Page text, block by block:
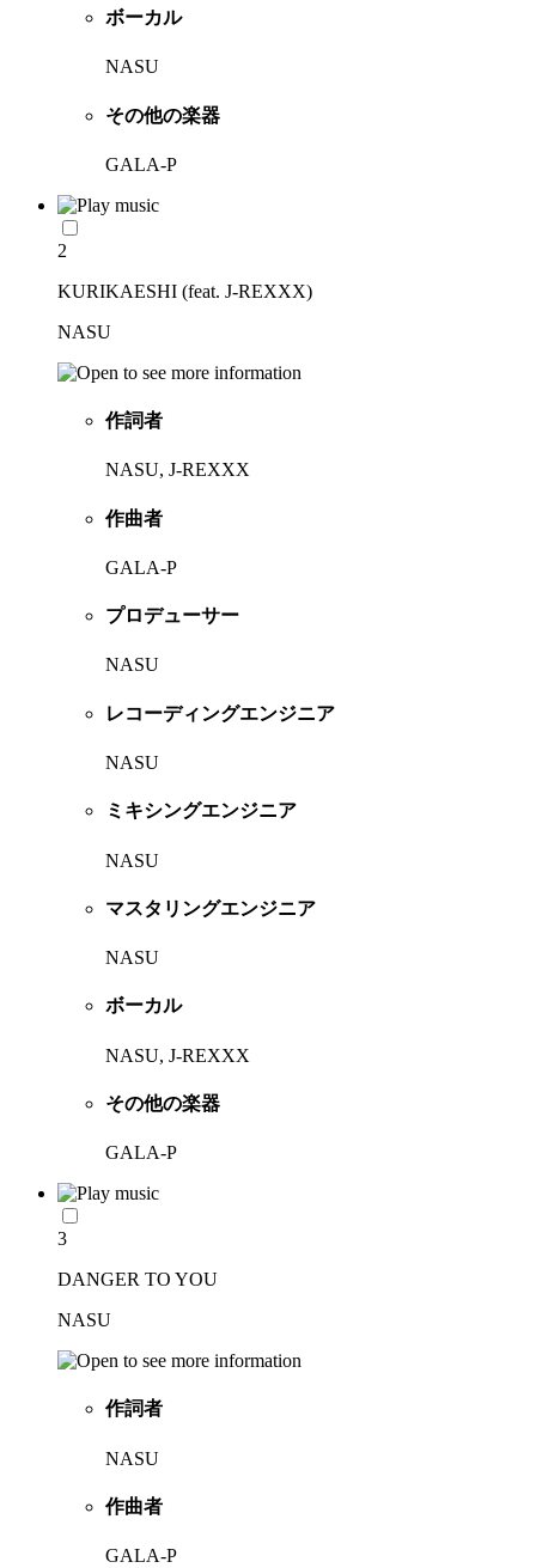
ボーカル
NASU
その他の楽器
GALA-P
2
KURIKAESHI (feat. J-REXXX)
NASU
作詞者
NASU, J-REXXX
作曲者
GALA-P
プロデューサー
NASU
レコーディングエンジニア
NASU
ミキシングエンジニア
NASU
マスタリングエンジニア
NASU
ボーカル
NASU, J-REXXX
その他の楽器
GALA-P
3
DANGER TO YOU
NASU
作詞者
NASU
作曲者
GALA-P